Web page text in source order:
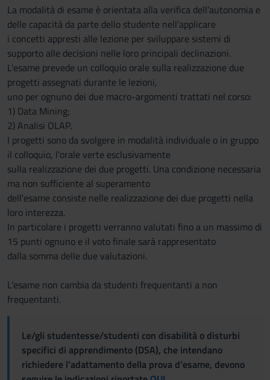
La modalità di esame è orientata alla verifica dell’autonomia e
delle capacità da parte dello studente nell’applicare
i concetti appresti alle lezione per sviluppare sistemi di
supporto alle decisioni nelle loro principali declinazioni.
L'esame prevede un colloquio orale sulla realizzazione due
progetti assegnati durante le lezioni,
uno per ognuno dei due macro-argomenti trattati nel corso:
1) Data Mining;
2) Analisi OLAP.
I progetti sono da svolgere in modalità individuale o in gruppo
il colloquio, l'orale verte esclusivamente
sulla realizzazione dei due progetti. Una condizione necessaria
ma non sufficiente al superamento
dell'esame consiste nelle realizzazione dei due progetti nella
loro interezza.
In particolare i progetti verranno valutati fino a un massimo di
15 punti ognuno e il voto finale sarà rappresentato
dalla somma delle due valutazioni.
L'esame non cambia da studenti frequentanti a non
frequentanti.
Le/gli studentesse/studenti con disabilità o disturbi
specifici di apprendimento (DSA), che intendano
richiedere l'adattamento della prova d'esame, devono